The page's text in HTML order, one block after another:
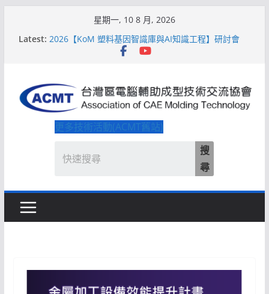
星期一, 10 8 月, 2026
Latest: 2026【KoM 塑料基因智識庫與AI知識工程】研討會
【培訓課程】【ACMT Ｔ零量產】模具估報價：貫穿
具展重磅登場
ACMT打造「Smart Molding 模塑智造平台」主題館
2026【QoM 射出成型高品質穩定生產】研討會
更多技術活動(ACMT舊站)
搜
尋